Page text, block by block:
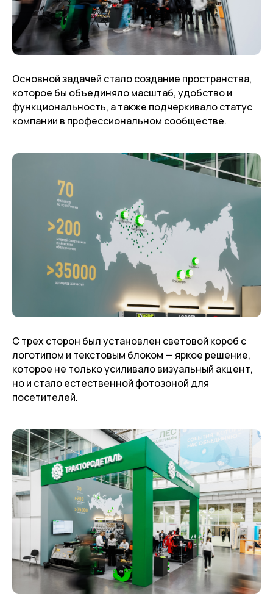
Основной задачей стало создание пространства,
которое бы объединяло масштаб, удобство и
функциональность, а также подчеркивало статус
компании в профессиональном сообществе.
С трех сторон был установлен световой короб с
логотипом и текстовым блоком — яркое решение,
которое не только усиливало визуальный акцент,
но и стало естественной фотозоной для
посетителей.